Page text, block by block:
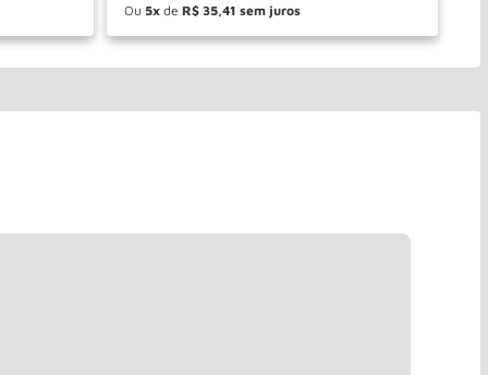
Ou 5 de R$ 35 41
＋
－ COMPRAR